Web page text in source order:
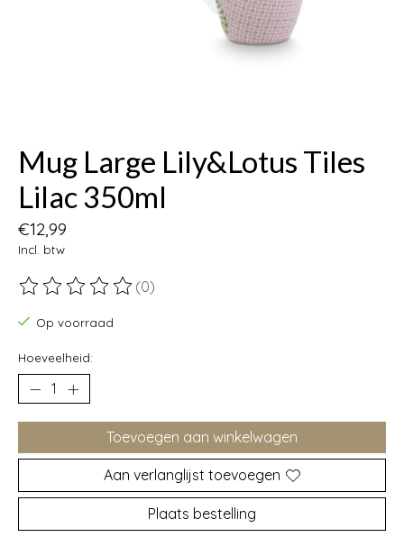
Mug Large Lily&Lotus Tiles
Lilac 350ml
€12,99
Incl. btw
De beoordeling van dit product is
(0)
Op voorraad
Hoeveelheid:
Toevoegen aan winkelwagen
Aan verlanglijst toevoegen
Plaats bestelling